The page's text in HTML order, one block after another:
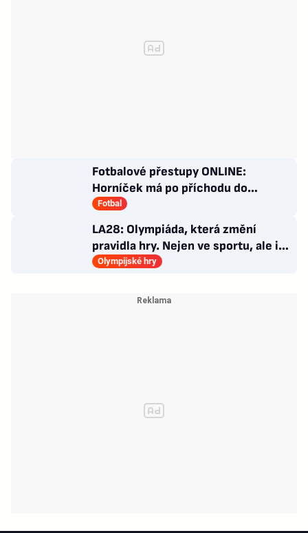
Fotbalové přestupy ONLINE:
Horníček má po příchodu do
Newcastlu nového trenéra
Fotbal
LA28: Olympiáda, která změní
pravidla hry. Nejen ve sportu, ale i
v&nbsp;marketingu
Olympijské hry